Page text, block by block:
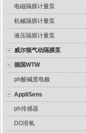
电磁隔膜计量泵
机械隔膜计量泵
液压隔膜计量泵
威尔顿气动隔膜泵
德国WTW
ph酸碱度电极
AppliSens
ph传感器
DO溶氧